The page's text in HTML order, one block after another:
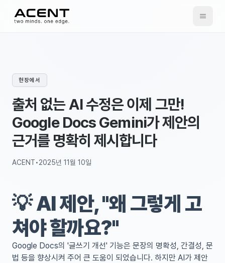
ACENT
현장에서
출처 없는 AI 수정은 이제 그만!
Google Docs Gemini가 제안의
근거를 명확히 제시합니다
ACENT•2025년 11월 10일
💡AI 제안, "왜 그렇게 고
쳐야 할까요?"
Google Docs의 '글쓰기 개선' 기능은 문장의 명확성, 간결성, 문
법 등을 향상시켜 주어 큰 도움이 되었습니다. 하지만 AI가 제안